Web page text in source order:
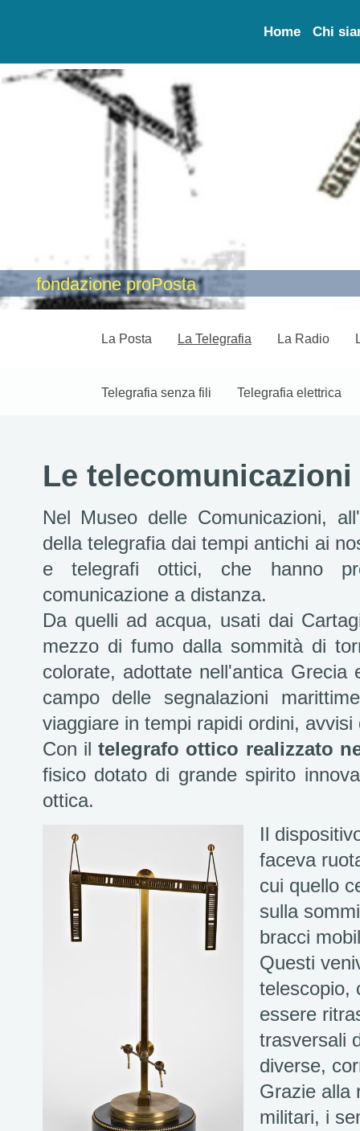
Home Chi
fondazione proPosta
La Posta La Telegrafia La Radio
Telegrafia senza fili Telegrafia elettrica
Le
Nel Museo delle Comunicazioni,
della telegrafia dai tempi antichi ai
e telegrafi ottici, che hanno
comunicazione a distanza.
Da quelli ad acqua, usati dai
mezzo di fumo dalla sommità di
colorate, adottate nell'antica
campo delle segnalazioni
viaggiare in tempi rapidi ordini,
Con iltelegrafo ottico realizzato
fisico dotato di grande spirito
ottica.
Il
faceva
cui quello
sulla
bracci
Questi
telescopio,
essere
trasversali
diverse,
Grazie alla
militari, i